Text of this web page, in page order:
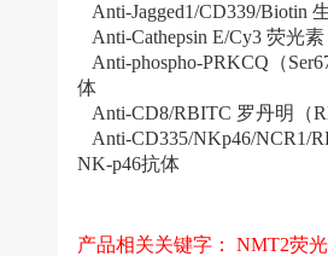
Anti-Jagged1/CD339/Biotin
Anti-Cathepsin E/Cy3 荧光
Anti-phospho-PRKCQ（
体
Anti-CD8/RBITC 罗丹明（
Anti-CD335/NKp46/NCR1/
NK-p46抗体
产品相关关键字： NMT2荧